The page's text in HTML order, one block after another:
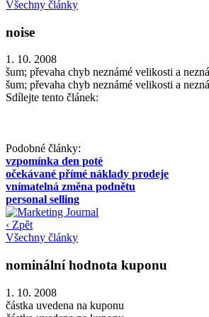
Všechny články
noise
1. 10. 2008
šum; převaha chyb neznámé velikosti a
šum; převaha chyb neznámé velikosti a
Sdílejte tento článek:
Podobné články:
vzpomínka den poté
očekávané přímé náklady prodeje
vnímatelná změna podnětu
personal selling
‹ Zpět
Všechny články
nominální hodnota kuponu
1. 10. 2008
částka uvedena na kuponu